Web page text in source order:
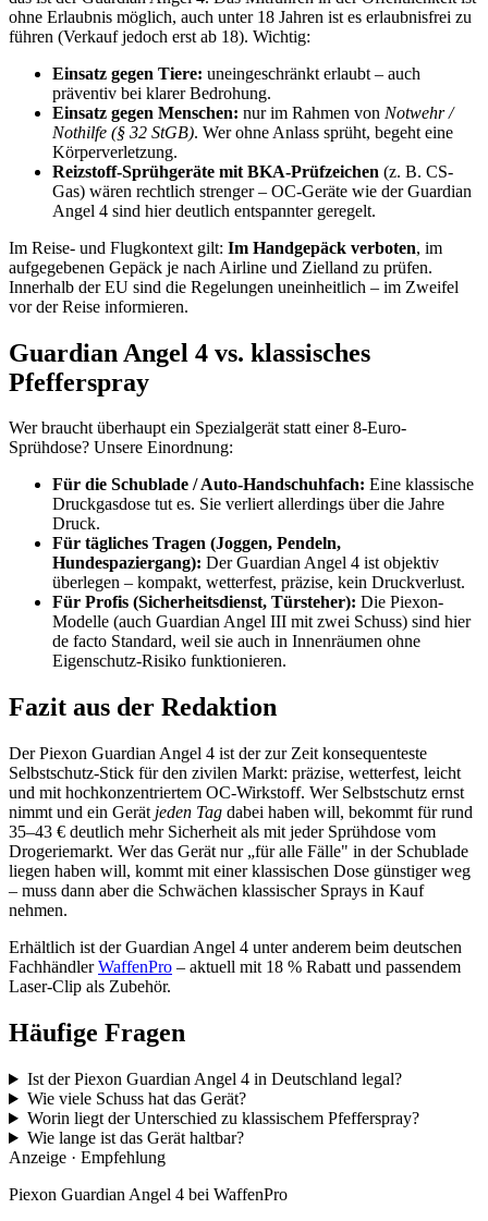
ohne Erlaubnis möglich, auch unter 18 Jahren ist es erlaubnisfrei zu
führen (Verkauf jedoch erst ab 18). Wichtig:
Einsatz gegen Tiere: uneingeschränkt erlaubt – auch
präventiv bei klarer Bedrohung.
Einsatz gegen Menschen: nur im Rahmen von Notwehr /
Nothilfe (§ 32 StGB). Wer ohne Anlass sprüht, begeht eine
Körperverletzung.
Reizstoff-Sprühgeräte mit BKA-Prüfzeichen (z. B. CS-
Gas) wären rechtlich strenger – OC-Geräte wie der Guardian
Angel 4 sind hier deutlich entspannter geregelt.
Im Reise- und Flugkontext gilt: Im Handgepäck verboten, im
aufgegebenen Gepäck je nach Airline und Zielland zu prüfen.
Innerhalb der EU sind die Regelungen uneinheitlich – im Zweifel
vor der Reise informieren.
Guardian Angel 4 vs. klassisches
Pfefferspray
Wer braucht überhaupt ein Spezialgerät statt einer 8-Euro-
Sprühdose? Unsere Einordnung:
Für die Schublade / Auto-Handschuhfach: Eine klassische
Druckgasdose tut es. Sie verliert allerdings über die Jahre
Druck.
Für tägliches Tragen (Joggen, Pendeln,
Hundespaziergang): Der Guardian Angel 4 ist objektiv
überlegen – kompakt, wetterfest, präzise, kein Druckverlust.
Für Profis (Sicherheitsdienst, Türsteher): Die Piexon-
Modelle (auch Guardian Angel III mit zwei Schuss) sind hier
de facto Standard, weil sie auch in Innenräumen ohne
Eigenschutz-Risiko funktionieren.
Fazit aus der Redaktion
Der Piexon Guardian Angel 4 ist der zur Zeit konsequenteste
Selbstschutz-Stick für den zivilen Markt: präzise, wetterfest, leicht
und mit hochkonzentriertem OC-Wirkstoff. Wer Selbstschutz ernst
nimmt und ein Gerät jeden Tag dabei haben will, bekommt für rund
35–43 € deutlich mehr Sicherheit als mit jeder Sprühdose vom
Drogeriemarkt. Wer das Gerät nur „für alle Fälle" in der Schublade
liegen haben will, kommt mit einer klassischen Dose günstiger weg
– muss dann aber die Schwächen klassischer Sprays in Kauf
nehmen.
Erhältlich ist der Guardian Angel 4 unter anderem beim deutschen
FachhändlerWaffenPro – aktuell mit 18 % Rabatt und passendem
Laser-Clip als Zubehör.
Häufige Fragen
Ist der Piexon Guardian Angel 4 in Deutschland legal?
Wie viele Schuss hat das Gerät?
Worin liegt der Unterschied zu klassischem Pfefferspray?
Wie lange ist das Gerät haltbar?
Anzeige · Empfehlung
Piexon Guardian Angel 4 bei WaffenPro